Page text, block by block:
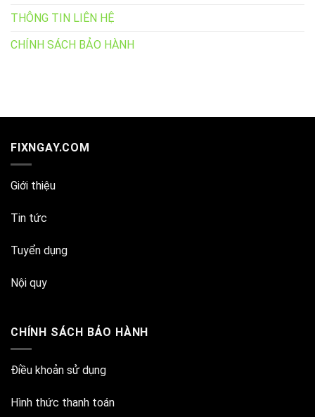
THÔNG TIN LIÊN HỆ
CHÍNH SÁCH BẢO HÀNH
FIXNGAY.COM
Giới thiệu
Tin tức
Tuyển dụng
Nội quy
CHÍNH SÁCH BẢO HÀNH
Điều khoản sử dụng
Hình thức thanh toán